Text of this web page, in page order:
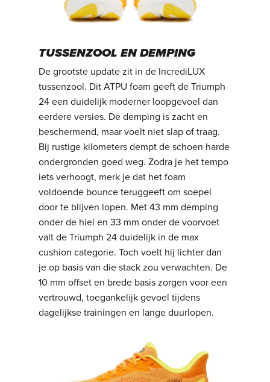
TUSSENZOOL EN DEMPING
De grootste update zit in de IncrediLUX
tussenzool. Dit ATPU foam geeft de Triumph
24 een duidelijk moderner loopgevoel dan
eerdere versies. De demping is zacht en
beschermend, maar voelt niet slap of traag.
Bij rustige kilometers dempt de schoen harde
ondergronden goed weg. Zodra je het tempo
iets verhoogt, merk je dat het foam
voldoende bounce teruggeeft om soepel
door te blijven lopen. Met 43 mm demping
onder de hiel en 33 mm onder de voorvoet
valt de Triumph 24 duidelijk in de max
cushion categorie. Toch voelt hij lichter dan
je op basis van die stack zou verwachten. De
10 mm offset en brede basis zorgen voor een
vertrouwd, toegankelijk gevoel tijdens
dagelijkse trainingen en lange duurlopen.